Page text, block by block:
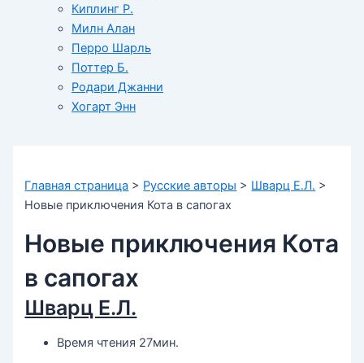
Киплинг Р.
Милн Алан
Перро Шарль
Поттер Б.
Родари Джанни
Хогарт Энн
Главная страница > Русские авторы > Шварц Е.Л. >
Новые приключения Кота в сапогах
Новые приключения Кота
в сапогах
Шварц Е.Л.
Время чтения 27мин.